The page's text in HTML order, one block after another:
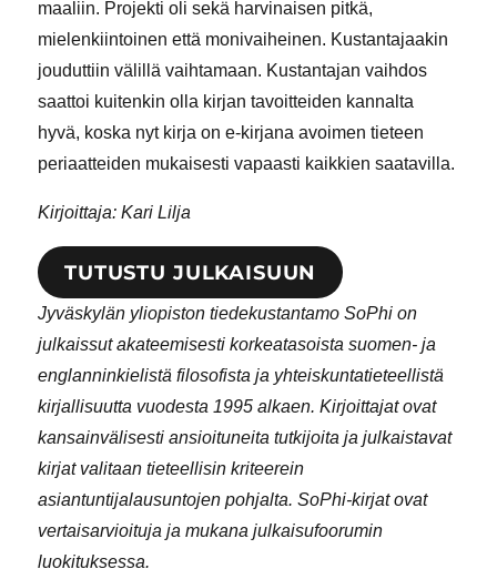
maaliin. Projekti oli sekä harvinaisen pitkä,
mielenkiintoinen että monivaiheinen. Kustantajaakin
jouduttiin välillä vaihtamaan. Kustantajan vaihdos
saattoi kuitenkin olla kirjan tavoitteiden kannalta
hyvä, koska nyt kirja on e-kirjana avoimen tieteen
periaatteiden mukaisesti vapaasti kaikkien saatavilla.
Kirjoittaja: Kari Lilja
TUTUSTU JULKAISUUN
Jyväskylän yliopiston tiedekustantamo SoPhi on
julkaissut akateemisesti korkeatasoista suomen- ja
englanninkielistä filosofista ja yhteiskuntatieteellistä
kirjallisuutta vuodesta 1995 alkaen. Kirjoittajat ovat
kansainvälisesti ansioituneita tutkijoita ja julkaistavat
kirjat valitaan tieteellisin kriteerein
asiantuntijalausuntojen pohjalta. SoPhi-kirjat ovat
vertaisarvioituja ja mukana julkaisufoorumin
luokituksessa.